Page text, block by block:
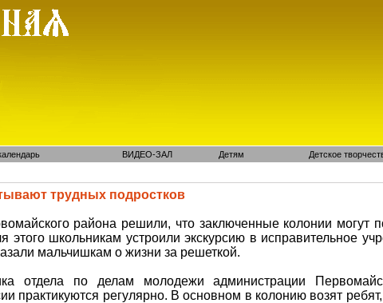
ВИДЕО-ЗАЛ Детям Детское
трудных подростков
района решили, что заключенные колонии могут
этого школьникам устроили экскурсию в исправительное
мальчишкам о жизни за решеткой.
отдела по делам молодежи администрации
практикуются регулярно. В основном в колонию возят